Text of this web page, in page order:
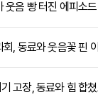
웃음 빵 터진 에피소드
, 동료와 웃음꽃 핀
고장, 동료와 힘 합